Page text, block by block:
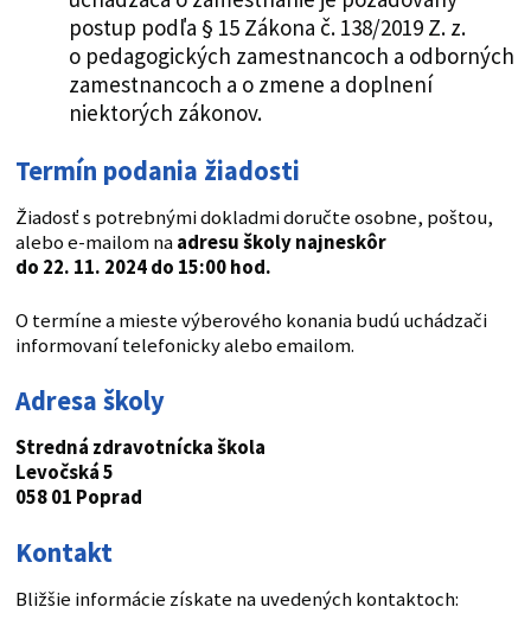
postup podľa § 15 Zákona č. 138/2019 Z. z.
o pedagogických zamestnancoch a odborných
zamestnancoch a o zmene a doplnení
niektorých zákonov.
Termín podania žiadosti
Žiadosť s potrebnými dokladmi doručte osobne, poštou,
alebo e-mailom naadresu školy najneskôr
do 22. 11. 2024 do 15:00 hod.
O termíne a mieste výberového konania budú uchádzači
informovaní telefonicky alebo emailom.
Adresa školy
Stredná zdravotnícka škola
Levočská 5
058 01 Poprad
Kontakt
Bližšie informácie získate na uvedených kontaktoch: